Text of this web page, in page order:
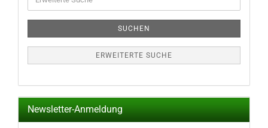
Suche
SUCHEN
ERWEITERTE SUCHE
Newsletter-Anmeldung